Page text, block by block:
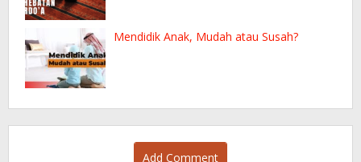
Mendidik Anak, Mudah atau Susah?
Add Comment